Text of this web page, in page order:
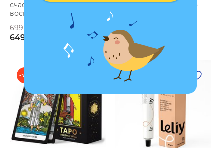
счастливых
воспоминаний» бежевый
699 грн
649 грн
Блокнот «Руководство
1198 грн
1099 грн
- 7 % - 33 %